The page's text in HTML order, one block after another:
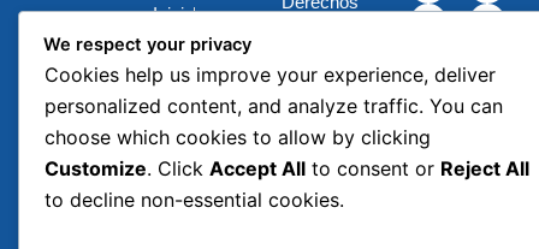
Inicio
Investigación
Organizació
n
BlogPrensa
Contacto
Ética
c
o
o
k
s
g
r
a
m
n
d
i
n
t
t
t
e
r
We respect your privacy
Cookies help us improve your experience, deliver
personalized content, and analyze traffic. You can
choose which cookies to allow by clicking
Customize. Click Accept All to consent or Reject All
to decline non-essential cookies.